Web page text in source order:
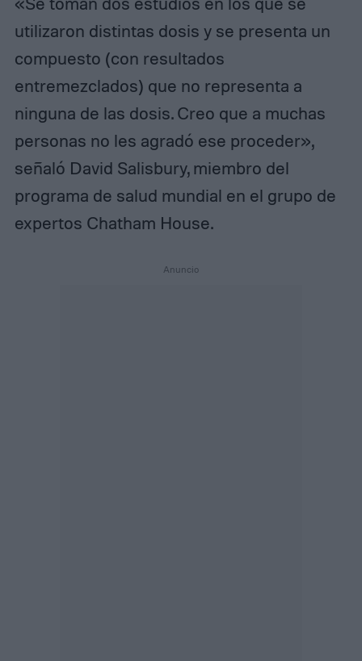
utilizaron distintas dosis y se presenta un
compuesto (con resultados
entremezclados) que no representa a
ninguna de las dosis. Creo que a muchas
personas no les agradó ese proceder»,
señaló David Salisbury, miembro del
programa de salud mundial en el grupo de
expertos Chatham House.